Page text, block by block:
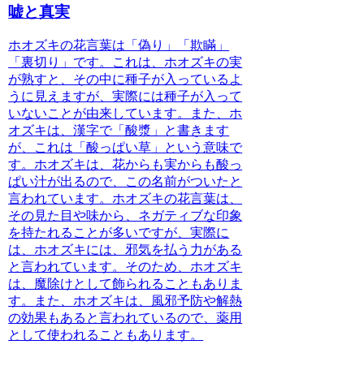
嘘と真実
ホオズキの花言葉は「偽り」「欺瞞」
「裏切り」 です。これは、ホオズキの実
が熟すと、その中に種子が入っているよ
うに見えますが、実際には種子が入って
いないことが由来しています。また、ホ
オズキは、漢字で「酸漿」と書きます
が、これは「酸っぱい草」という意味で
す。ホオズキは、花からも実からも酸っ
ぱい汁が出るので、この名前がついたと
言われています。ホオズキの花言葉は、
その見た目や味から、ネガティブな印象
を持たれることが多いですが、実際に
は、ホオズキには、邪気を払う力がある
と言われています。そのため、ホオズキ
は、魔除けとして飾られることもありま
す。
また、ホオズキは、風邪予防や解熱
の効果もあると言われているので、薬用
として使われることもあります。